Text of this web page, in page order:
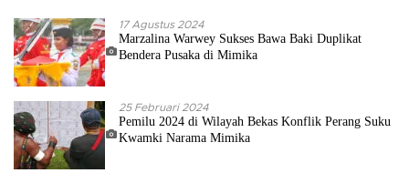
17 Agustus 2024
Marzalina Warwey Sukses Bawa Baki Duplikat
Bendera Pusaka di Mimika
25 Februari 2024
Pemilu 2024 di Wilayah Bekas Konflik Perang Suku
Kwamki Narama Mimika